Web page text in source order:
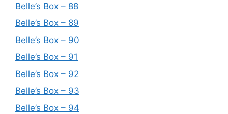
Belle’s Box – 88
Belle’s Box – 89
Belle’s Box – 90
Belle’s Box – 91
Belle’s Box – 92
Belle’s Box – 93
Belle’s Box – 94